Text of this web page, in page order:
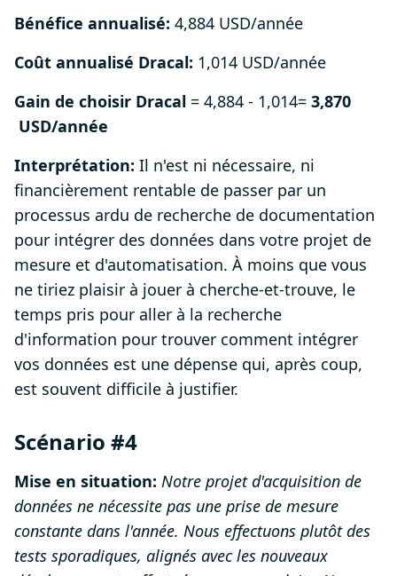
Bénéfice annualisé: 4,884 USD/année
Coût annualisé Dracal: 1,014 USD/année
Gain de choisir Dracal = 4,884 - 1,014= 3,870
USD/année
Interprétation: Il n'est ni nécessaire, ni
financièrement rentable de passer par un
processus ardu de recherche de documentation
pour intégrer des données dans votre projet de
mesure et d'automatisation. À moins que vous
ne tiriez plaisir à jouer à cherche-et-trouve, le
temps pris pour aller à la recherche
d'information pour trouver comment intégrer
vos données est une dépense qui, après coup,
est souvent difficile à justifier.
Scénario #4
Mise en situation: Notre projet d'acquisition de
données ne nécessite pas une prise de mesure
constante dans l'année. Nous effectuons plutôt des
tests sporadiques, alignés avec les nouveaux